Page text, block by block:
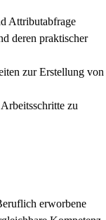
Attributabfrage
deren praktischer
zur Erstellung von
zu
erworbene